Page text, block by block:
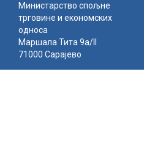
Министарство спољне
трговине и економских
односа
Маршала Тита 9а/II
71000 Сарајево